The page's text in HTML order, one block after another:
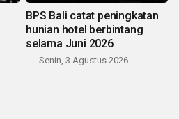
BPS Bali catat peningkatan
hunian hotel berbintang
selama Juni 2026
Senin, 3 Agustus 2026